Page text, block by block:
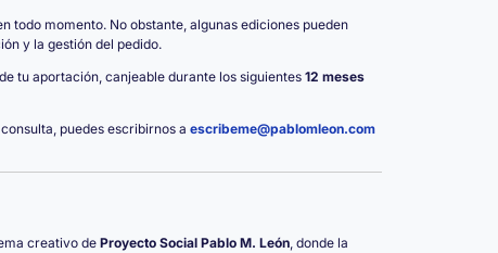
todo momento. No obstante, algunas ediciones pueden
y la gestión del pedido.
tu aportación, canjeable durante los siguientes 12 meses
puedes escribirnos a escribeme@pablomleon.com
creativo de Proyecto Social Pablo M. León, donde la